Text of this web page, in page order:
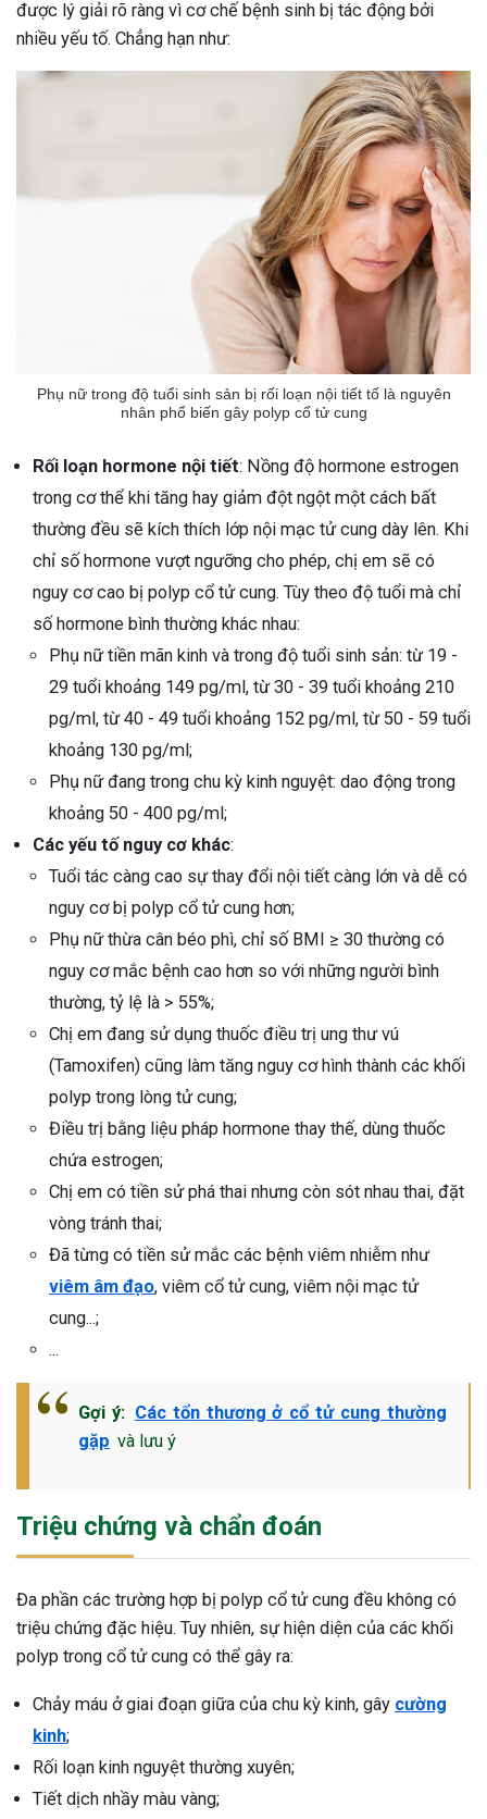
sau sinh là tình trạng viêm da
phổ biến, khiến đôi bàn tay,
được lý giải rõ ràng vì cơ chế bệnh sinh bị tác động bởi
nhiều yếu tố. Chẳng hạn như:
Phụ nữ trong độ tuổi sinh sản bị rối loạn nội tiết tố là nguyên
nhân phổ biến gây polyp cổ tử cung
Rối loạn hormone nội tiết: Nồng độ hormone estrogen
trong cơ thể khi tăng hay giảm đột ngột một cách bất
thường đều sẽ kích thích lớp nội mạc tử cung dày lên. Khi
chỉ số hormone vượt ngưỡng cho phép, chị em sẽ có
nguy cơ cao bị polyp cổ tử cung. Tùy theo độ tuổi mà chỉ
số hormone bình thường khác nhau:
Phụ nữ tiền mãn kinh và trong độ tuổi sinh sản: từ 19 -
29 tuổi khoảng 149 pg/ml, từ 30 - 39 tuổi khoảng 210
pg/ml, từ 40 - 49 tuổi khoảng 152 pg/ml, từ 50 - 59 tuổi
khoảng 130 pg/ml;
Phụ nữ đang trong chu kỳ kinh nguyệt: dao động trong
khoảng 50 - 400 pg/ml;
Các yếu tố nguy cơ khác:
Tuổi tác càng cao sự thay đổi nội tiết càng lớn và dễ có
nguy cơ bị polyp cổ tử cung hơn;
Phụ nữ thừa cân béo phì, chỉ số BMI ≥ 30 thường có
nguy cơ mắc bệnh cao hơn so với những người bình
thường, tỷ lệ là > 55%;
Chị em đang sử dụng thuốc điều trị ung thư vú
(Tamoxifen) cũng làm tăng nguy cơ hình thành các khối
polyp trong lòng tử cung;
Điều trị bằng liệu pháp hormone thay thế, dùng thuốc
chứa estrogen;
Chị em có tiền sử phá thai nhưng còn sót nhau thai, đặt
vòng tránh thai;
Đã từng có tiền sử mắc các bệnh viêm nhiễm như
viêm âm đạo, viêm cổ tử cung, viêm nội mạc tử
cung...;
...
Gợi ý: Các tổn thương ở cổ tử cung thường
gặp và lưu ý
Triệu chứng và chẩn đoán
Đa phần các trường hợp bị polyp cổ tử cung đều không có
triệu chứng đặc hiệu. Tuy nhiên, sự hiện diện của các khối
polyp trong cổ tử cung có thể gây ra:
Chảy máu ở giai đoạn giữa của chu kỳ kinh, gây cường
kinh;
Rối loạn kinh nguyệt thường xuyên;
Tiết dịch nhầy màu vàng;